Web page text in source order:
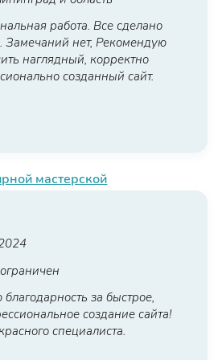
работа. Все сделано
Замечаний нет, Рекомендую
наглядный, корректно
созданный сайт.
мастерской
за быстрое,
создание сайта!
специалиста.